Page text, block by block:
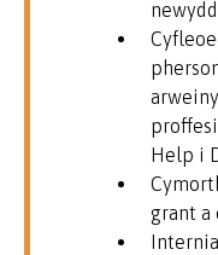
newydd
Help i
grant a